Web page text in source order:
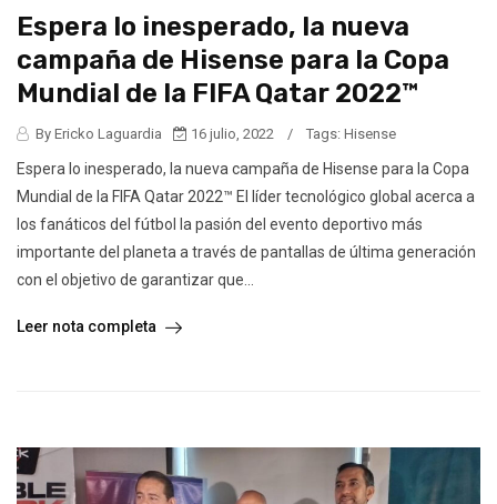
Espera lo inesperado, la nueva
campaña de Hisense para la Copa
Mundial de la FIFA Qatar 2022™️
By Ericko Laguardia 16 julio, 2022 / Tags: Hisense
Espera lo inesperado, la nueva campaña de Hisense para la Copa
Mundial de la FIFA Qatar 2022™️ El líder tecnológico global acerca a
los fanáticos del fútbol la pasión del evento deportivo más
importante del planeta a través de pantallas de última generación
con el objetivo de garantizar que...
Leer nota completa